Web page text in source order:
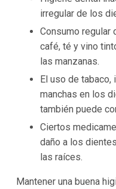
irregular de los
Consumo regular
café, té y vino
las manzanas.
El uso de tabaco,
manchas en los
también puede
Ciertos
daño a los
las raíces.
Mantener una buena